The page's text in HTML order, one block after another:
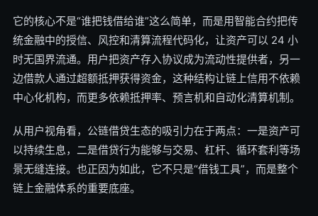
它的核心不是“谁把钱借给谁”这么简单，而是用智能合约把传
统金融中的授信、风控和清算流程代码化，让资产可以 24 小
时无国界流通。用户把资产存入协议成为流动性提供者，另一
边借款人通过超额抵押获得资金，这种结构让链上信用不依赖
中心化机构，而更多依赖抵押率、预言机和自动化清算机制。
从用户视角看，公链借贷生态的吸引力在于两点：一是资产可
以持续生息，二是借贷行为能够与交易、杠杆、循环套利等场
景无缝连接。也正因为如此，它不只是“借钱工具”，而是整个
链上金融体系的重要底座。